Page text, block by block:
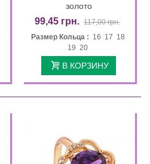
золото
99,45 грн. 117,00 грн.
Размер Кольца : 16 17 18
19 20
В КОРЗИНУ